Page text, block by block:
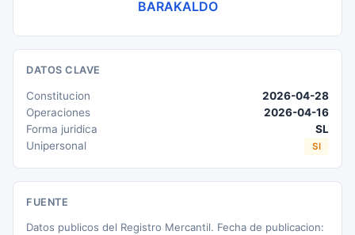
BARAKALDO
DATOS CLAVE
Constitucion
2026-04-28
Operaciones
2026-04-16
Forma juridica
SL
Unipersonal
SI
FUENTE
Datos publicos del Registro Mercantil. Fecha de publicacion: